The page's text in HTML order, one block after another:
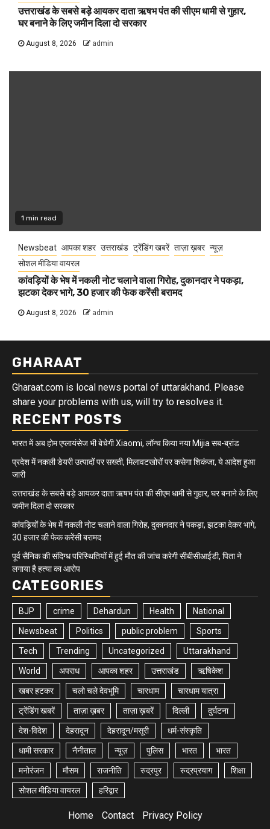
उत्तराखंड के सबसे बड़े आयकर दाता ऋषभ पंत की सीएम धामी से गुहार,
घर बनाने के लिए जमीन दिला दो सरकार
August 8, 2026 admin
1 min read
Newsbeat आपका शहर उत्तराखंड ट्रेंडिंग खबरें ताज़ा ख़बर न्यूज़
सोशल मीडिया वायरल
कांवड़ियों के भेष में नकली नोट चलाने वाला गिरोह, दुकानदार ने पकड़ा,
झटका देकर भागे, 30 हजार की फेक करेंसी बरामद
August 8, 2026 admin
GHARAAT
Gharaat.com is local news portal of uttarakhand. Please
share your problems with us, will try to resolves it.
RECENT POSTS
भारत में अब होम एप्लायंसेज भी बेचेगी Xiaomi, लॉन्च किया नया Mijia सब-ब्रांड
प्रदेश में नकली डेयरी उत्पादों पर सख्ती, मिलावटखोरों पर कसेगा शिकंजा, ये आदेश हुआ
जारी
उत्तराखंड के सबसे बड़े आयकर दाता ऋषभ पंत की सीएम धामी से गुहार, घर बनाने के लिए
जमीन दिला दो सरकार
कांवड़ियों के भेष में नकली नोट चलाने वाला गिरोह, दुकानदार ने पकड़ा, झटका देकर भागे,
30 हजार की फेक करेंसी बरामद
पूर्व सैनिक की संदिग्ध परिस्थितियों में हुई मौत की जांच करेगी सीबीसीआईडी, पिता ने
लगाया है हत्या का आरोप
CATEGORIES
BJP crime Dehardun Health National
Newsbeat Politics public problem Sports
Tech Trending Uncategorized Uttarakhand
World अपराध आपका शहर उत्तराखंड ऋषिकेश
खबर हटकर चलो चले देवभूमि चारधाम चारधाम यात्रा
ट्रेंडिंग खबरें ताज़ा ख़बर ताज़ा ख़बरें दिल्ली दुर्घटना
देश-विदेश देहरादून देहरादून/मसूरी धर्म-संस्कृति
धामी सरकार नैनीताल न्यूज़ पुलिस भारत भारत
मनोरंजन मौसम राजनीति रुद्रपुर रुद्रप्रयाग शिक्षा
सोशल मीडिया वायरल हरिद्वार
Home Contact Privacy Policy